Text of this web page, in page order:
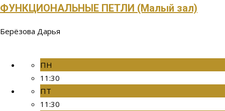
ФУНКЦИОНАЛЬНЫЕ ПЕТЛИ (Малый зал)
Берёзова Дарья
ПН
11:30
ПТ
11:30